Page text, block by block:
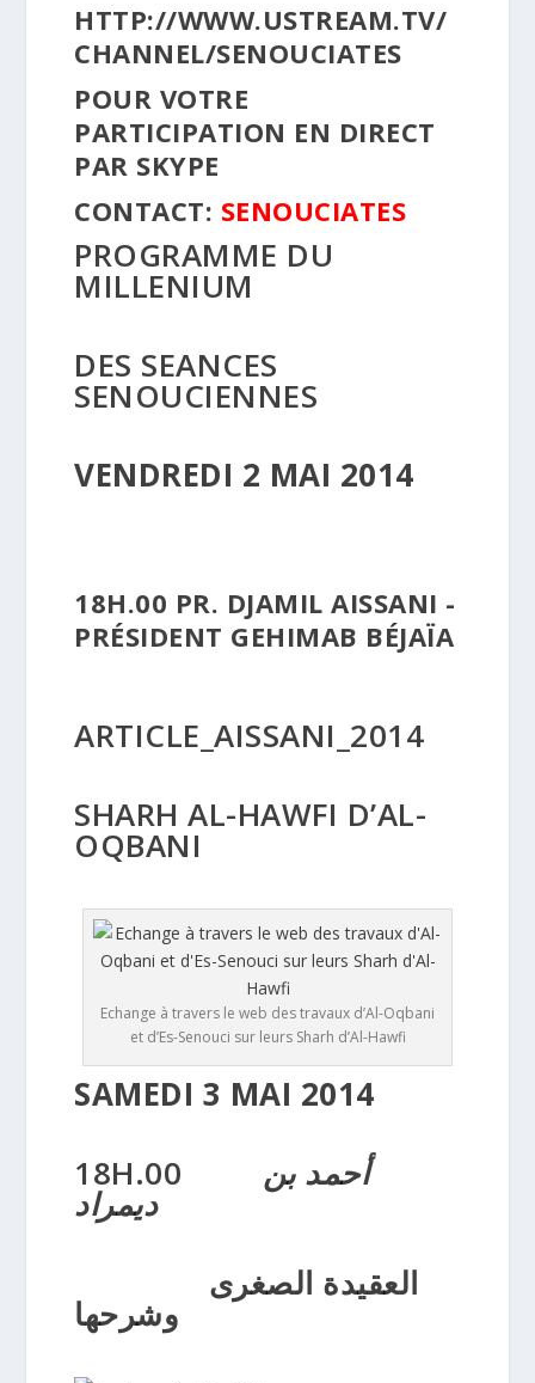
HTTP://WWW.USTREAM.TV/
CHANNEL/SENOUCIATES
POUR VOTRE
PARTICIPATION EN DIRECT
PAR SKYPE
CONTACT: SENOUCIATES
PROGRAMME DU
MILLENIUM
DES SEANCES
SENOUCIENNES
VENDREDI 2 MAI 2014
18H.00 PR. DJAMIL AISSANI -
PRÉSIDENT GEHIMAB BÉJAÏA
ARTICLE_AISSANI_2014
SHARH AL-HAWFI D’AL-
OQBANI
Echange à travers le web des travaux d’Al-Oqbani
et d’Es-Senouci sur leurs Sharh d’Al-Hawfi
SAMEDI 3 MAI 2014
18H.00 أحمد بن
ديمراد
العقيدة الصغرى
وشرحها